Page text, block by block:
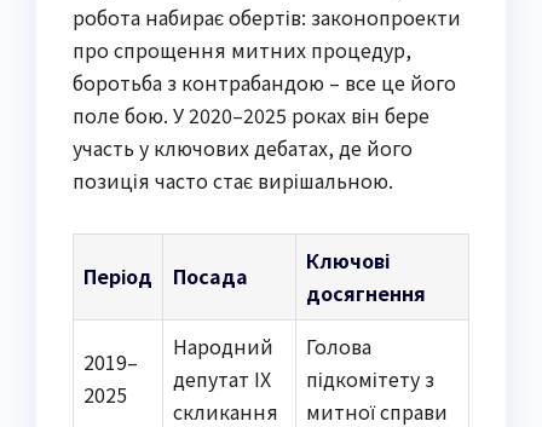
робота набирає обертів: законопроекти
про спрощення митних процедур,
боротьба з контрабандою – все це його
поле бою. У 2020–2025 роках він бере
участь у ключових дебатах, де його
позиція часто стає вирішальною.
Період Посада
Ключові
досягнення
2019–
2025
Народний
депутат IX
скликання
Голова
підкомітету з
митної справи